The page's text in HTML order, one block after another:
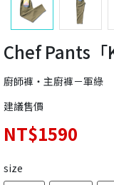
Chef Pants「
廚師褲‧主廚褲－軍綠
建議售價
NT$1590
size